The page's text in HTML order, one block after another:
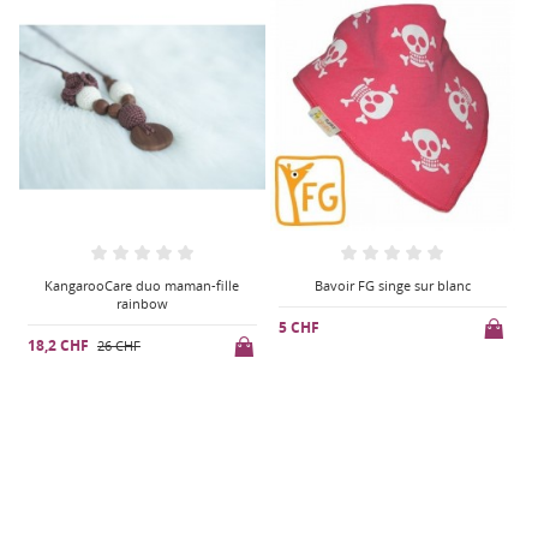
Bavoir FG singe sur blanc
KangarooCare duo maman-fille